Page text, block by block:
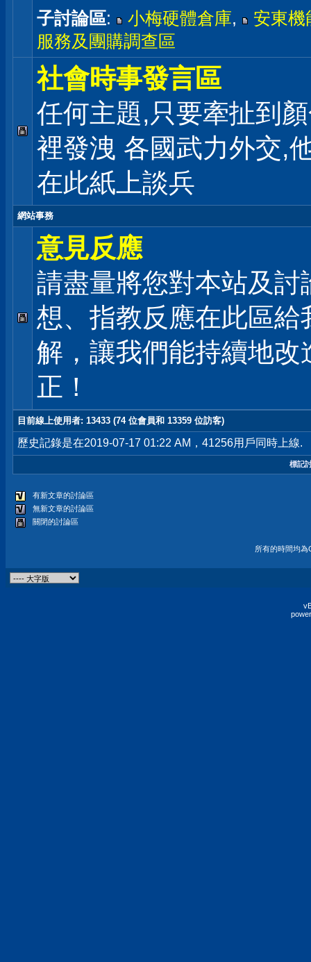
子討論區: 小梅硬體倉庫,
安東機
服務及團購調查區
社會時事發言區
任何主題,只要牽扯到
裡發洩 各國武力外交,
在此紙上談兵
網站事務
意見反應
請盡量將您對本站及討
想、指教反應在此區給
解，讓我們能持續地改
正！
目前線上使用者: 13433 (74 位會員和 13359 位訪客)
歷史記錄是在2019-07-17 01:22 AM，41256用戶同時上線.
標記
有新文章的討論區
無新文章的討論區
關閉的討論區
所有的時間均為